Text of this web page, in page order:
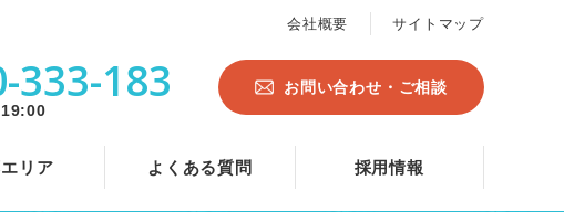
会社概要 サイトマップ
333-183 お問い合わせ・ご相談
リア よくある質問 採用情報